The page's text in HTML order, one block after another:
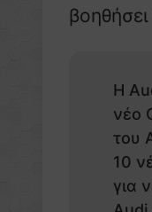
Η
νέο
του
10
για